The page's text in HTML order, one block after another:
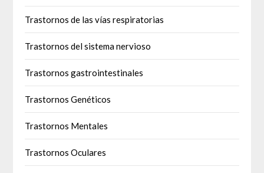
Trastornos de las vías respiratorias
Trastornos del sistema nervioso
Trastornos gastrointestinales
Trastornos Genéticos
Trastornos Mentales
Trastornos Oculares